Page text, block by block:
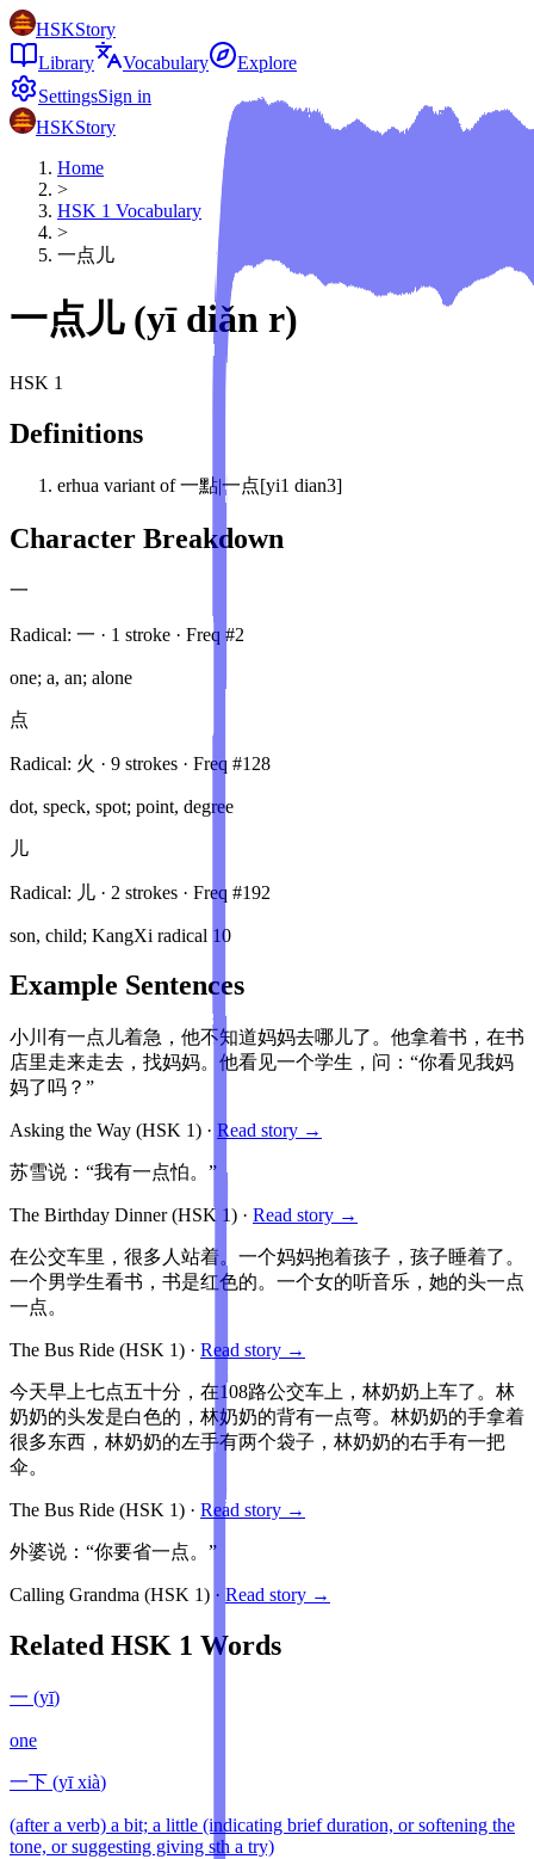
HSKStory
Library
Vocabulary
Explore
SettingsSign in
HSKStory
Home
>
HSK 1 Vocabulary
>
一点儿
一点儿 (yī diǎn r)
HSK 1
Definitions
erhua variant of 一點|一点[yi1 dian3]
Character Breakdown
一
Radical: 一 · 1 stroke · Freq #2
one; a, an; alone
点
Radical: 火 · 9 strokes · Freq #128
dot, speck, spot; point, degree
儿
Radical: 儿 · 2 strokes · Freq #192
son, child; KangXi radical 10
Example Sentences
小川有一点儿着急，他不知道妈妈去哪儿了。他拿着书，在书
店里走来走去，找妈妈。他看见一个学生，问：“你看见我妈
妈了吗？”
Asking the Way (HSK 1) · Read story →
苏雪说：“我有一点怕。”
The Birthday Dinner(HSK 1) · Read story →
在公交车里，很多人站着。一个妈妈抱着孩子，孩子睡着了。
一个男学生看书，书是红色的。一个女的听音乐，她的头一点
一点。
The Bus Ride (HSK 1) · Read story →
今天早上七点五十分，在108路公交车上，林奶奶上车了。林
奶奶的头发是白色的，林奶奶的背有一点弯。林奶奶的手拿着
很多东西，林奶奶的左手有两个袋子，林奶奶的右手有一把
伞。
The Bus Ride (HSK 1) · Read story →
外婆说：“你要省一点。”
Calling Grandma (HSK 1) · Read story →
Related HSK 1 Words
一 (yī)
one
一下 (yī xià)
(after a verb) a bit; a little (indicating brief duration, or softening the
tone, or suggesting giving sth a try)